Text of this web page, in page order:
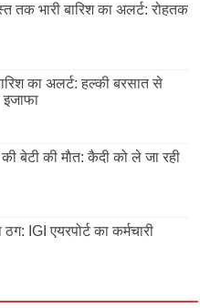
तक भारी बारिश का अलर्ट: रोहतक
का अलर्ट: हल्की बरसात से
इजाफा
बेटी की माैत: कैदी को ले जा रही
IGI एयरपोर्ट का कर्मचारी